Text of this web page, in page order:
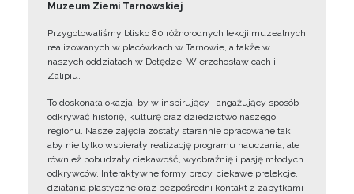
Muzeum Ziemi Tarnowskiej
Przygotowaliśmy blisko 80 różnorodnych lekcji muzealnych
realizowanych w placówkach w Tarnowie, a także w
naszych oddziałach w Dołędze, Wierzchosławicach i
Zalipiu.
To doskonała okazja, by w inspirujący i angażujący sposób
odkrywać historię, kulturę oraz dziedzictwo naszego
regionu. Nasze zajęcia zostały starannie opracowane tak,
aby nie tylko wspierały realizację programu nauczania, ale
również pobudzały ciekawość, wyobraźnię i pasję młodych
odkrywców. Interaktywne formy pracy, ciekawe prelekcje,
działania plastyczne oraz bezpośredni kontakt z zabytkami